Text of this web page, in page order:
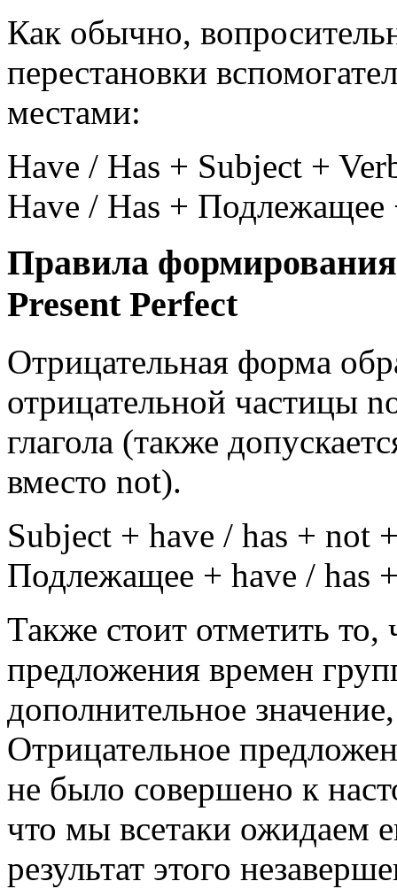
Как обычно,
перестановки
местами:
Have / Has + Subject +
Have / Has + Подлежащее
Правила
Present Perfect
Отрицательная форма
отрицательной частицы
глагола (также
вместо not).
Subject + have / has + not
Подлежащее + have / has
Также стоит отметить то,
предложения времен
дополнительное
Отрицательное
не было совершено к
что мы всетаки ожидаем
результат этого